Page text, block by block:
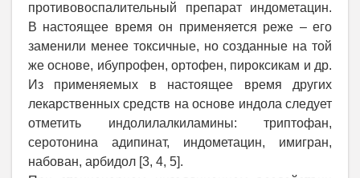
противовоспалительный препарат индометацин.
В настоящее время он применяется реже – его
заменили менее токсичные, но созданные на той
же основе, ибупрофен, ортофен, пироксикам и др.
Из применяемых в настоящее время других
лекарственных средств на основе индола следует
отметить индолилалкиламины: триптофан,
серотонина адипинат, индометацин, имигран,
набован, арбидол [3, 4, 5].